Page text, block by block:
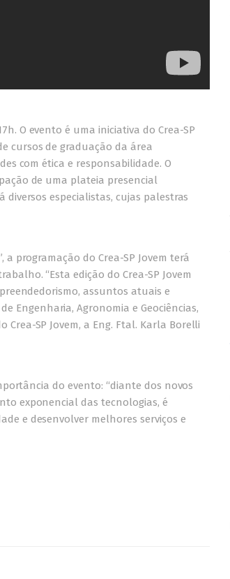
O evento é uma iniciativa do Crea-SP
cursos de graduação da área
com ética e responsabilidade. O
de uma plateia presencial
especialistas, cujas palestras
programação do Crea-SP Jovem terá
“Esta edição do Crea-SP Jovem
assuntos atuais e
Engenharia, Agronomia e Geociências,
SP Jovem, a Eng. Ftal. Karla Borelli
do evento: “diante dos novos
exponencial das tecnologias, é
e desenvolver melhores serviços e